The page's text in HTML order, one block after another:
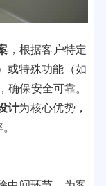
，根据客户特定
或特殊功能（如
确保安全可靠。
计为核心优势，